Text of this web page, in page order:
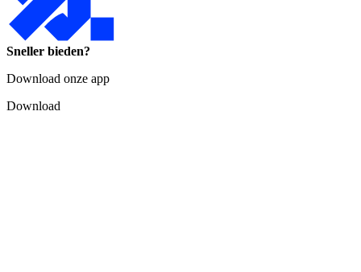
Sneller bieden?
Download onze app
Download